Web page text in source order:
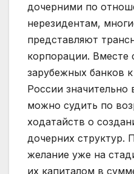
дочерними по
нерезидентам,
представляют
корпорации. Вместе
зарубежных банков
России значительно
можно судить по
ходатайств о
дочерних структур.
желание уже на
их капиталом в